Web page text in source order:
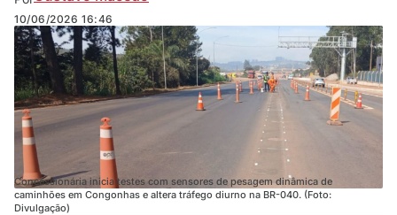
10/06/2026 16:46
Concessionária inicia testes com sensores de pesagem dinâmica de
caminhões em Congonhas e altera tráfego diurno na BR-040. (Foto:
Divulgação)